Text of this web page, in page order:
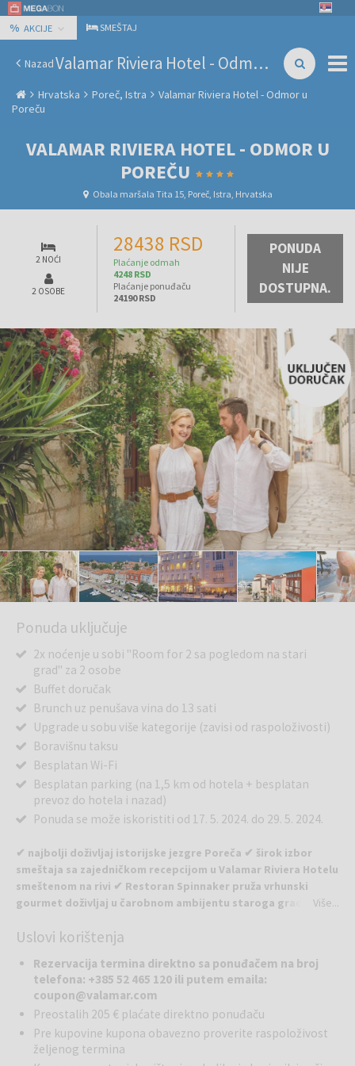
% AKCIJE SMEŠTAJ
Nazad Valamar Riviera Hotel - Odmor u Poreču
Hrvatska Poreč, Istra
Valamar Riviera Hotel - Odmor u
Poreču
VALAMAR RIVIERA HOTEL - ODMOR U
POREČU
Obala maršala Tita 15, Poreč, Istra, Hrvatska
2 NOĆI
2 OSOBE
28438 RSD
Plaćanje odmah
4248 RSD
Plaćanje ponuđaču
24190 RSD
PONUDA
NIJE
DOSTUPNA.
Ponuda uključuje
2x noćenje u sobi "Room for 2 sa pogledom na stari
grad" za 2 osobe
Buffet doručak
Brunch uz penušava vina do 13 sati
Upgrade u sobu više kategorije (zavisi od raspoloživosti)
Boravišnu taksu
Besplatan Wi-Fi
Besplatan parking (na 1,5 km od hotela + besplatan
prevoz do hotela i nazad)
Ponuda se može iskoristiti od 17. 5. 2024. do 29. 5. 2024.
✔ najbolji doživljaj istorijske jezgre Poreča ✔ širok izbor
smeštaja sa zajedničkom recepcijom u Valamar Riviera Hotelu
smeštenom na rivi ✔ Restoran Spinnaker pruža vrhunski
gourmet doživljaj u čarobnom ambijentu staroga grada
✔
vreme odmora u Valamar Riviera Hotelu gde će vas od ove godine
dočekati i nova usluga Champagne Breakfast & Brunch.
Valamar Riviera Hotel se nalazi na starogradskoj rivi sa prekrasnim
pogledom na more i ostrvo Sv. Nikola. U hotelskom restoranu
omogućili su vam novu uslugu Champagne Breakfast & Brunch gde
Više...
Uslovi korištenja
Rezervacija termina direktno sa ponuđačem na broj
telefona: +385 52 465 120 ili putem emaila:
coupon@valamar.com
Preostalih 205 € plaćate direktno ponuđaču
Pre kupovine kupona obavezno proverite raspoloživost
željenog termina